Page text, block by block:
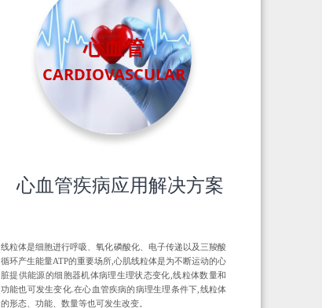
心血管疾病应用解决方案
线粒体是细胞进行呼吸、氧化磷酸化、电子传递以及三羧酸
循环产生能量ATP的重要场所,心肌线粒体是为不断运动的心
脏提供能源的细胞器机体病理生理状态变化,线粒体数量和
功能也可发生变化.在心血管疾病的病理生理条件下,线粒体
的形态、功能、数量等也可发生改变。
心血管
CARDIOVASCULAR